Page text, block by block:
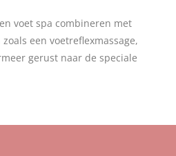
voet spa combineren met
een voetreflexmassage,
gerust naar de speciale